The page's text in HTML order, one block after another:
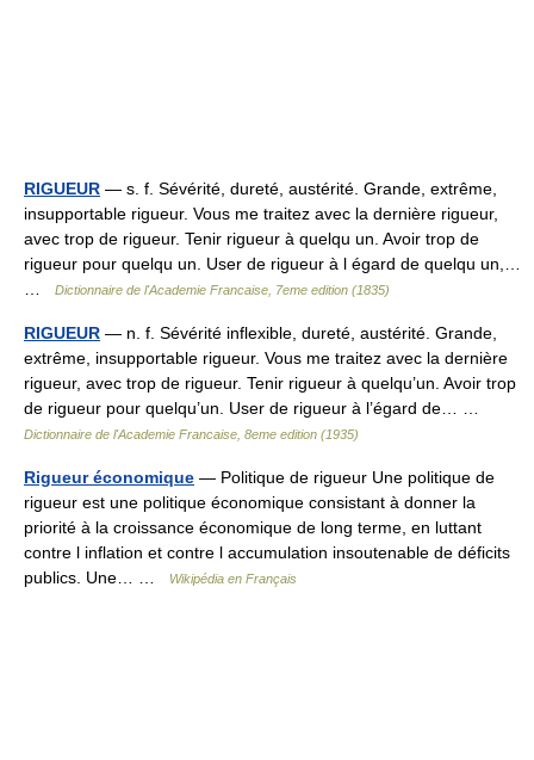
RIGUEUR — s. f. Sévérité, dureté, austérité. Grande, extrême,
insupportable rigueur. Vous me traitez avec la dernière rigueur,
avec trop de rigueur. Tenir rigueur à quelqu un. Avoir trop de
rigueur pour quelqu un. User de rigueur à l égard de quelqu un,…
Dictionnaire de l'Academie Francaise, 7eme edition (1835)
RIGUEUR — n. f. Sévérité inflexible, dureté, austérité. Grande,
extrême, insupportable rigueur. Vous me traitez avec la dernière
rigueur, avec trop de rigueur. Tenir rigueur à quelqu’un. Avoir trop
de rigueur pour quelqu’un. User de rigueur à l’égard de… …
Dictionnaire de l'Academie Francaise, 8eme edition (1935)
Rigueur économique — Politique de rigueur Une politique de
rigueur est une politique économique consistant à donner la
priorité à la croissance économique de long terme, en luttant
contre l inflation et contre l accumulation insoutenable de déficits
publics. Une… …
Wikipédia en Français